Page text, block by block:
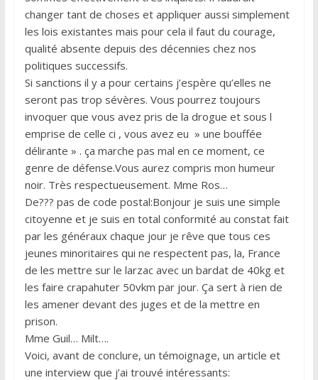
changer tant de choses et appliquer aussi simplement
les lois existantes mais pour cela il faut du courage,
qualité absente depuis des décennies chez nos
politiques successifs.
Si sanctions il y a pour certains j’espère qu’elles ne
seront pas trop sévères. Vous pourrez toujours
invoquer que vous avez pris de la drogue et sous l
emprise de celle ci , vous avez eu » une bouffée
délirante » . ça marche pas mal en ce moment, ce
genre de défense.Vous aurez compris mon humeur
noir. Très respectueusement. Mme Ros…
De??? pas de code postal:Bonjour je suis une simple
citoyenne et je suis en total conformité au constat fait
par les généraux chaque jour je rêve que tous ces
jeunes minoritaires qui ne respectent pas, la, France
de les mettre sur le larzac avec un bardat de 40kg et
les faire crapahuter 50vkm par jour. Ça sert à rien de
les amener devant des juges et de la mettre en
prison.
Mme Guil… Milt….
Voici, avant de conclure, un témoignage, un article et
une interview que j’ai trouvé intéressants: